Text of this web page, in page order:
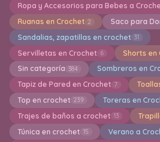
Ropa y Accesorios para Bebes a
Ruanas en Crochet 2 Saco para
Sandalias, zapatillas en crochet 31
Servilletas en Crochet 6 Shorts en
Sin categoría 384 Sombreros en
Tapiz de Pared en Crochet 7
Top en crochet 239 Toreras en
Trajes de baños a crochet 13
Túnica en crochet 15 Verano a